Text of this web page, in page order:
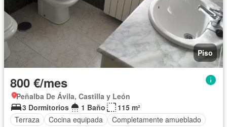
Piso
800 €/mes
Peñalba De Ávila, Castilla y León
3 Dormitorios
1 Baño
115 m²
Terraza
Cocina equipada Completamente amueblado